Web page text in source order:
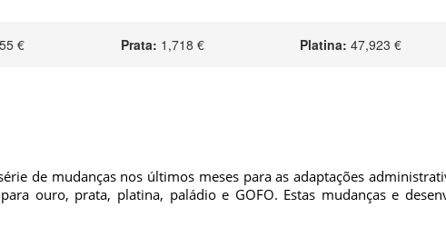
de mudanças nos últimos meses para as adaptações
ouro, prata, platina, paládio e GOFO. Estas mudanças e